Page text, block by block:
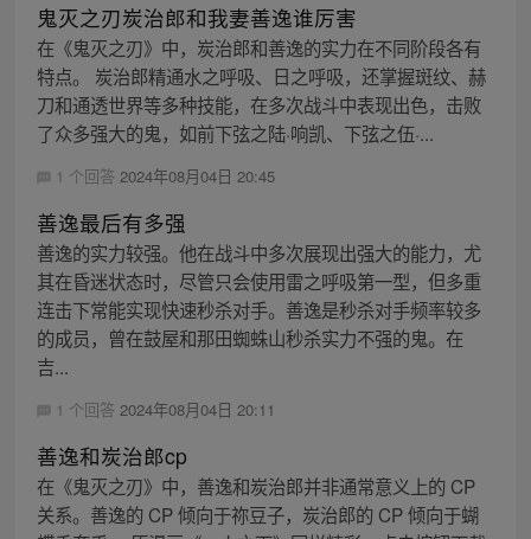
鬼灭之刃炭治郎和我妻善逸谁厉害
在《鬼灭之刃》中，炭治郎和善逸的实力在不同阶段各有
特点。 炭治郎精通水之呼吸、日之呼吸，还掌握斑纹、赫
刀和通透世界等多种技能，在多次战斗中表现出色，击败
了众多强大的鬼，如前下弦之陆·响凯、下弦之伍·...
1 个回答 2024年08月04日 20:45
善逸最后有多强
善逸的实力较强。他在战斗中多次展现出强大的能力，尤
其在昏迷状态时，尽管只会使用雷之呼吸第一型，但多重
连击下常能实现快速秒杀对手。善逸是秒杀对手频率较多
的成员，曾在鼓屋和那田蜘蛛山秒杀实力不强的鬼。在
吉...
1 个回答 2024年08月04日 20:11
善逸和炭治郎cp
在《鬼灭之刃》中，善逸和炭治郎并非通常意义上的 CP
关系。善逸的 CP 倾向于祢豆子，炭治郎的 CP 倾向于蝴